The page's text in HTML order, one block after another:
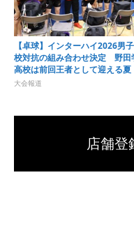
【卓球】インターハイ2026男
校対抗の組み合わせ決定 野田
高校は前回王者として迎える夏
大会報道
店舗登